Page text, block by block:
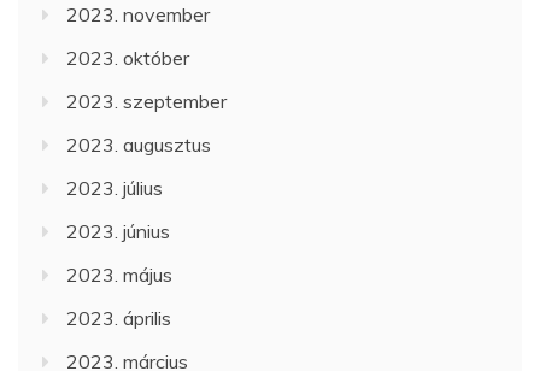
2023. november
2023. október
2023. szeptember
2023. augusztus
2023. július
2023. június
2023. május
2023. április
2023. március